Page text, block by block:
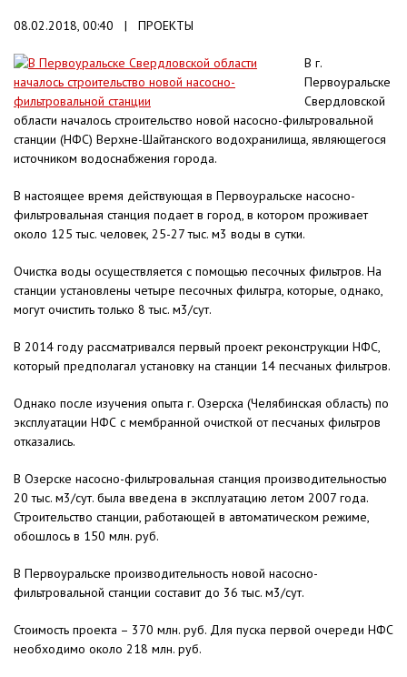
08.02.2018, 00:40 | ПРОЕКТЫ
В г.
Первоуральске
Свердловской
области началось строительство новой насосно-фильтровальной
станции (НФС) Верхне-Шайтанского водохранилища, являющегося
источником водоснабжения города.
В настоящее время действующая в Первоуральске насосно-
фильтровальная станция подает в город, в котором проживает
около 125 тыс. человек, 25-27 тыс. м3 воды в сутки.
Очистка воды осуществляется с помощью песочных фильтров. На
станции установлены четыре песочных фильтра, которые, однако,
могут очистить только 8 тыс. м3/сут.
В 2014 году рассматривался первый проект реконструкции НФС,
который предполагал установку на станции 14 песчаных фильтров.
Однако после изучения опыта г. Озерска (Челябинская область) по
эксплуатации НФС с мембранной очисткой от песчаных фильтров
отказались.
В Озерске насосно-фильтровальная станция производительностью
20 тыс. м3/сут. была введена в эксплуатацию летом 2007 года.
Строительство станции, работающей в автоматическом режиме,
обошлось в 150 млн. руб.
В Первоуральске производительность новой насосно-
фильтровальной станции составит до 36 тыс. м3/сут.
Стоимость проекта – 370 млн. руб. Для пуска первой очереди НФС
необходимо около 218 млн. руб.